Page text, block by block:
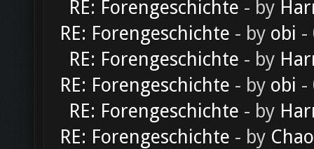
RE: Forengeschichte - by
RE: Forengeschichte - by obi -
RE: Forengeschichte - by
RE: Forengeschichte - by obi -
RE: Forengeschichte - by
RE: Forengeschichte - by